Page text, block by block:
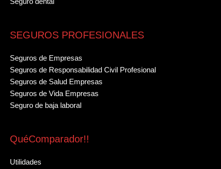
SEGUROS PROFESIONALES
Seguros de Empresas
Seguros de Responsabilidad Civil Profesional
Seguros de Salud Empresas
Seguros de Vida Empresas
Seguro de baja laboral
QuéComparador!!
Utilidades